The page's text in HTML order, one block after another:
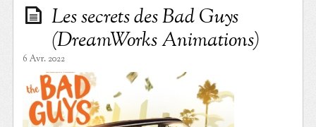
Les secrets des Bad Guys
(DreamWorks Animations)
6 Avr. 2022